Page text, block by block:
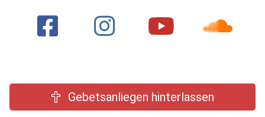
Gebetsanliegen hinterlassen